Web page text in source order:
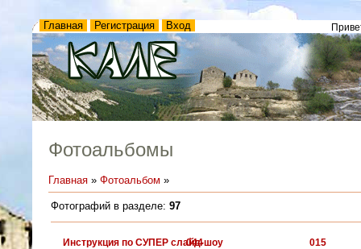
Главная Регистрация Вход
Фотоальбомы
Главная » Фотоальбом »
Фотографий в разделе: 97
Инструкция по СУПЕР слайд-шоу
044 015